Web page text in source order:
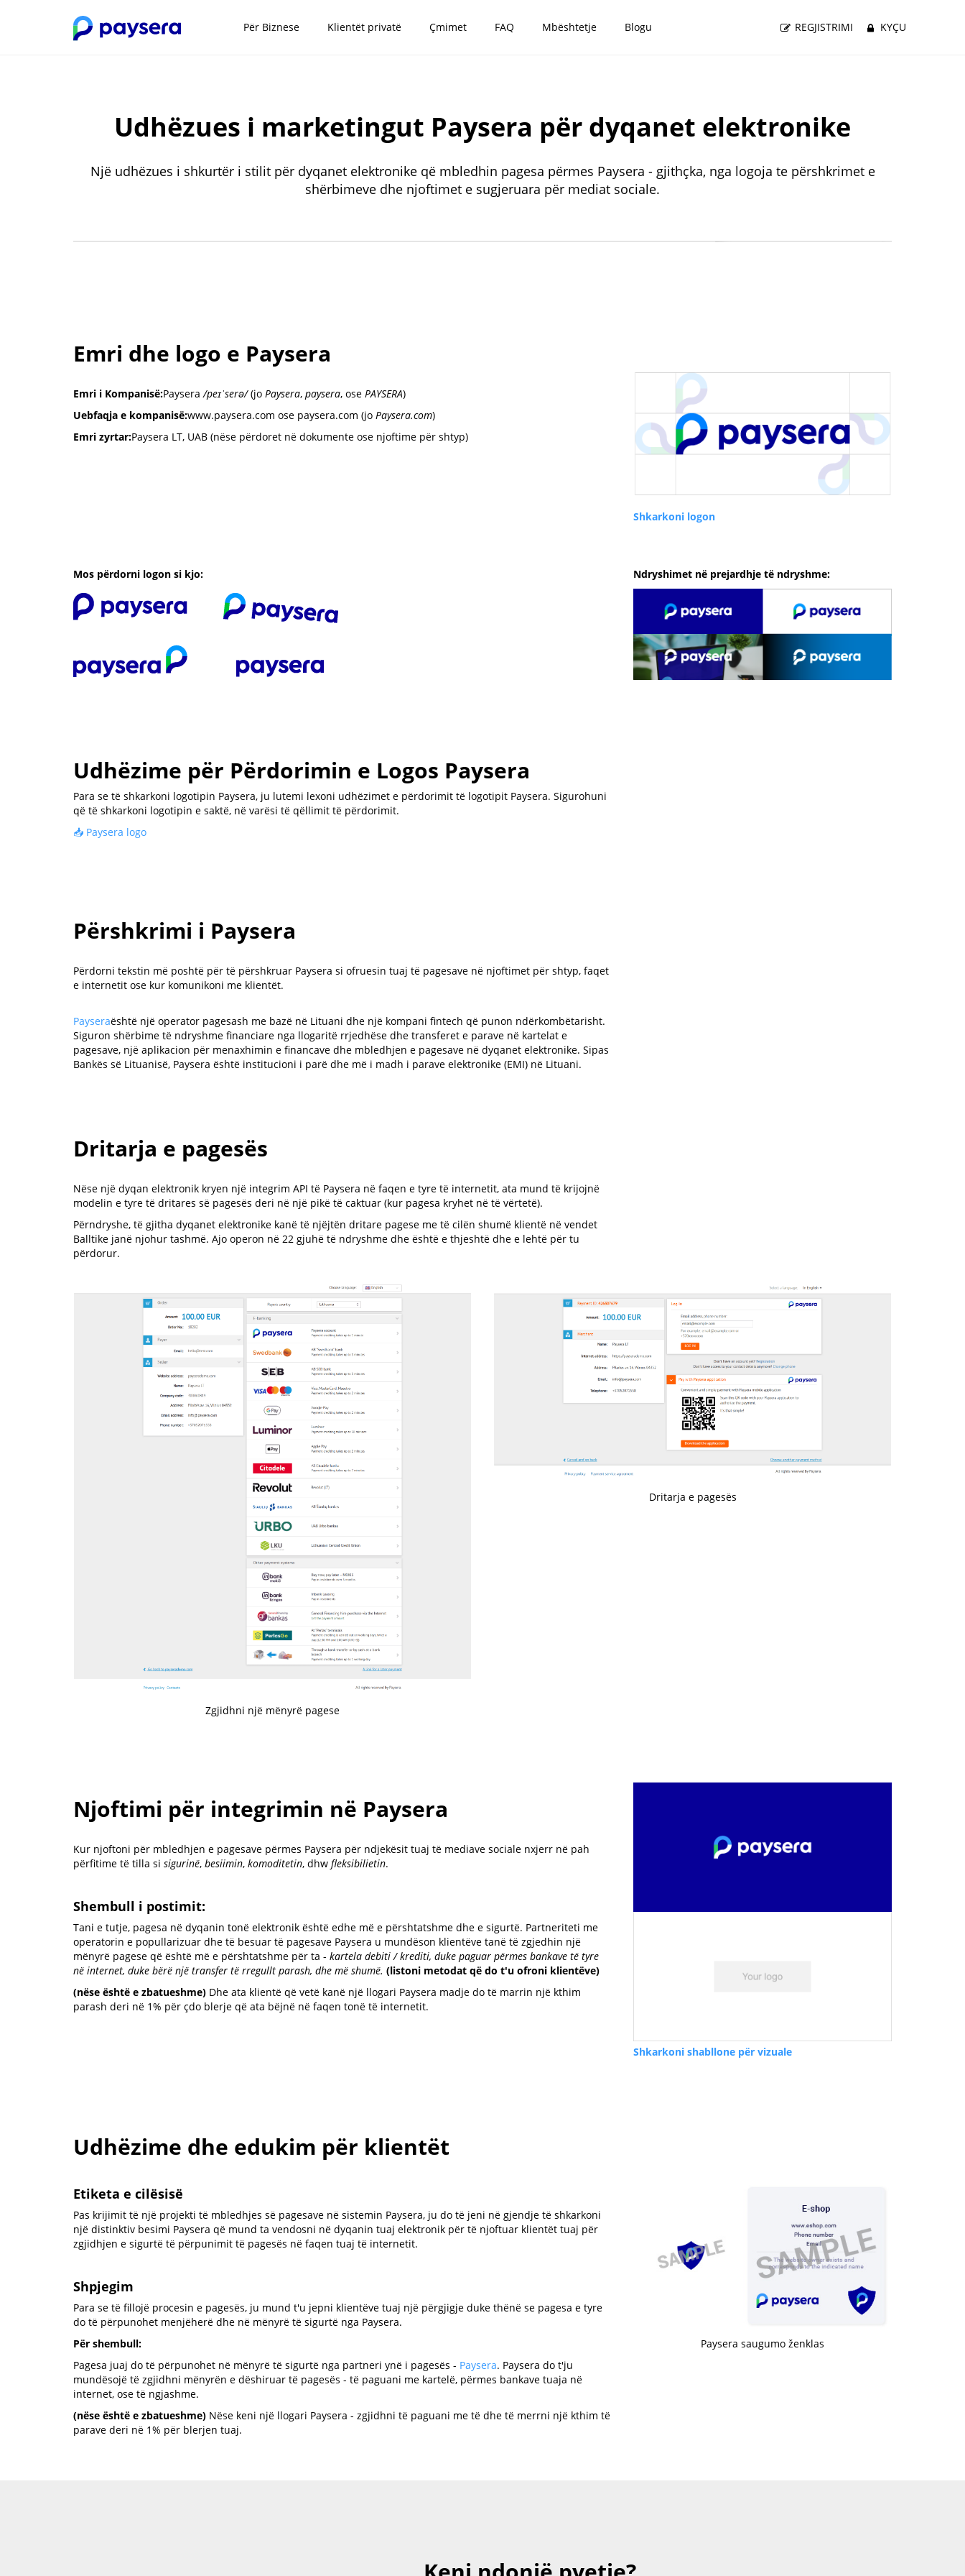
Për Biznese Klientët privatë Çmimet FAQ Mbështetje Blogu REGJISTRIMI KYÇU
Udhëzues i marketingut Paysera për dyqanet elektronike
Një udhëzues i shkurtër i stilit për dyqanet elektronike që mbledhin pagesa përmes Paysera - gjithçka, nga logoja te përshkrimet e
shërbimeve dhe njoftimet e sugjeruara për mediat sociale.
Emri dhe logo e Paysera
Emri i Kompanisë:Paysera/peɪˈserə/(jo Paysera, paysera, ose PAYSERA)
Uebfaqja e kompanisë:www.paysera.com ose paysera.com (jo Paysera.com)
Emri zyrtar:Paysera LT, UAB (nëse përdoret në dokumente ose njoftime për shtyp)
Shkarkoni logon
Mos përdorni logon si kjo: Ndryshimet në prejardhje të ndryshme:
Udhëzime për Përdorimin e Logos Paysera
Para se të shkarkoni logotipin Paysera, ju lutemi lexoni udhëzimet e përdorimit të logotipit Paysera. Sigurohuni
që të shkarkoni logotipin e saktë, në varësi të qëllimit të përdorimit.
📥 Paysera logo
Përshkrimi i Paysera
Përdorni tekstin më poshtë për të përshkruar Paysera si ofruesin tuaj të pagesave në njoftimet për shtyp, faqet
e internetit ose kur komunikoni me klientët.
Payseraështë një operator pagesash me bazë në Lituani dhe një kompani fintech që punon ndërkombëtarisht.
Siguron shërbime të ndryshme financiare nga llogaritë rrjedhëse dhe transferet e parave në kartelat e
pagesave, një aplikacion për menaxhimin e financave dhe mbledhjen e pagesave në dyqanet elektronike. Sipas
Bankës së Lituanisë, Paysera është institucioni i parë dhe më i madh i parave elektronike (EMI) në Lituani.
Dritarja e pagesës
Nëse një dyqan elektronik kryen një integrim API të Paysera në faqen e tyre të internetit, ata mund të krijojnë
modelin e tyre të dritares së pagesës deri në një pikë të caktuar (kur pagesa kryhet në të vërtetë).
Përndryshe, të gjitha dyqanet elektronike kanë të njëjtën dritare pagese me të cilën shumë klientë në vendet
Balltike janë njohur tashmë. Ajo operon në 22 gjuhë të ndryshme dhe është e thjeshtë dhe e lehtë për tu
përdorur.
Zgjidhni një mënyrë pagese
Dritarja e pagesës
Njoftimi për integrimin në Paysera
Kur njoftoni për mbledhjen e pagesave përmes Paysera për ndjekësit tuaj të mediave sociale nxjerr në pah
përfitime të tilla si sigurinë, besiimin, komoditetin, dhw fleksibilietin.
Shembull i postimit:
Tani e tutje, pagesa në dyqanin tonë elektronik është edhe më e përshtatshme dhe e sigurtë. Partneriteti me
operatorin e popullarizuar dhe të besuar të pagesave Paysera u mundëson klientëve tanë të zgjedhin një
mënyrë pagese që është më e përshtatshme për ta - kartela debiti / krediti, duke paguar përmes bankave të tyre
në internet, duke bërë një transfer të rregullt parash, dhe më shumë. (listoni metodat që do t'u ofroni klientëve)
(nëse është e zbatueshme) Dhe ata klientë që vetë kanë një llogari Paysera madje do të marrin një kthim
parash deri në 1% për çdo blerje që ata bëjnë në faqen tonë të internetit.
Shkarkoni shabllone për vizuale
Udhëzime dhe edukim për klientët
Etiketa e cilësisë
Pas krijimit të një projekti të mbledhjes së pagesave në sistemin Paysera, ju do të jeni në gjendje të shkarkoni
një distinktiv besimi Paysera që mund ta vendosni në dyqanin tuaj elektronik për të njoftuar klientët tuaj për
zgjidhjen e sigurtë të përpunimit të pagesës në faqen tuaj të internetit.
Shpjegim
Para se të fillojë procesin e pagesës, ju mund t'u jepni klientëve tuaj një përgjigje duke thënë se pagesa e tyre
do të përpunohet menjëherë dhe në mënyrë të sigurtë nga Paysera.
Për shembull:
Pagesa juaj do të përpunohet në mënyrë të sigurtë nga partneri ynë i pagesës - Paysera. Paysera do t'ju
mundësojë të zgjidhni mënyrën e dëshiruar të pagesës - të paguani me kartelë, përmes bankave tuaja në
internet, ose të ngjashme.
(nëse është e zbatueshme) Nëse keni një llogari Paysera - zgjidhni të paguani me të dhe të merrni një kthim të
parave deri në 1% për blerjen tuaj.
Paysera saugumo ženklas